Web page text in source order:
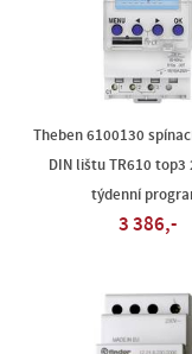
Theben 6100130
DIN lištu TR610 top3
týdenní
3 386,-